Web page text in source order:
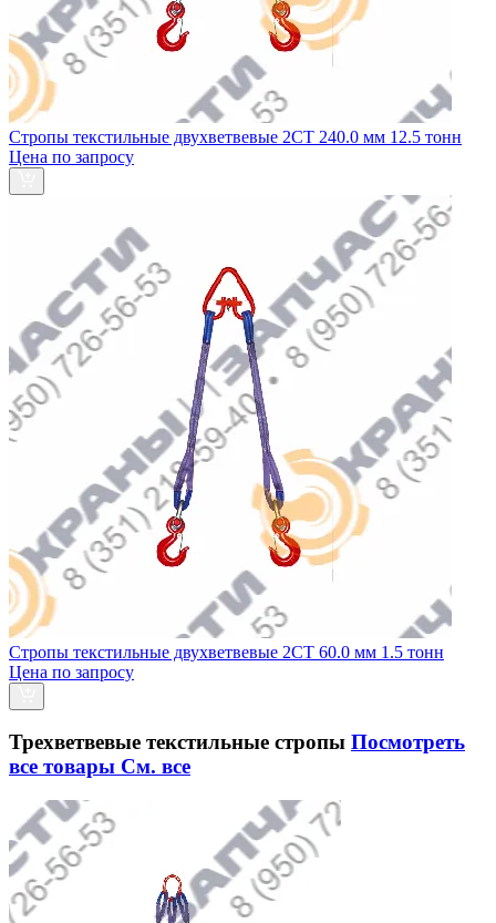
Стропы текстильные двухветвевые 2СТ 240.0 мм 12.5 тонн
Цена по запросу
Стропы текстильные двухветвевые 2СТ 60.0 мм 1.5 тонн
Цена по запросу
Трехветвевые текстильные стропы Посмотреть
все товары См. все